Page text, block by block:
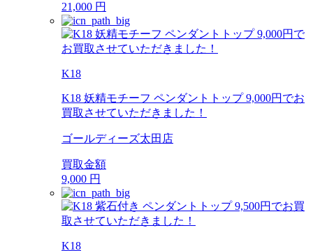
21,000 円
K18
K18 妖精モチーフ ペンダントトップ 9,000円でお
買取させていただきました！
ゴールディーズ太田店
買取金額
9,000 円
K18